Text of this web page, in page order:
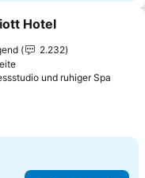
hinzufügen
Hotel
2.232
und ruhiger Spa